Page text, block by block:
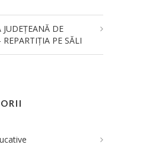
DE
PE SĂLI